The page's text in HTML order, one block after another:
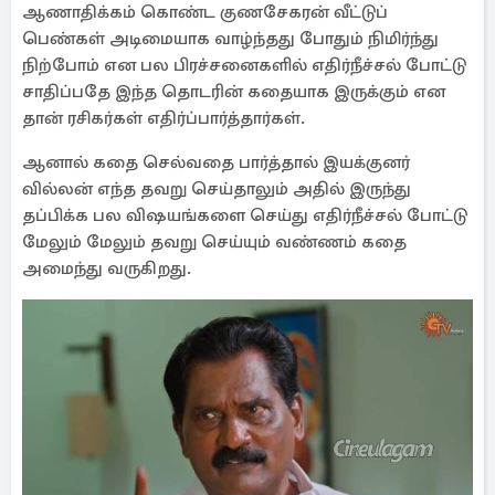
ஆணாதிக்கம் கொண்ட குணசேகரன் வீட்டுப்
பெண்கள் அடிமையாக வாழ்ந்தது போதும் நிமிர்ந்து
நிற்போம் என பல பிரச்சனைகளில் எதிர்நீச்சல் போட்டு
சாதிப்பதே இந்த தொடரின் கதையாக இருக்கும் என
தான் ரசிகர்கள் எதிர்ப்பார்த்தார்கள்.
ஆனால் கதை செல்வதை பார்த்தால் இயக்குனர்
வில்லன் எந்த தவறு செய்தாலும் அதில் இருந்து
தப்பிக்க பல விஷயங்களை செய்து எதிர்நீச்சல் போட்டு
மேலும் மேலும் தவறு செய்யும் வண்ணம் கதை
அமைந்து வருகிறது.